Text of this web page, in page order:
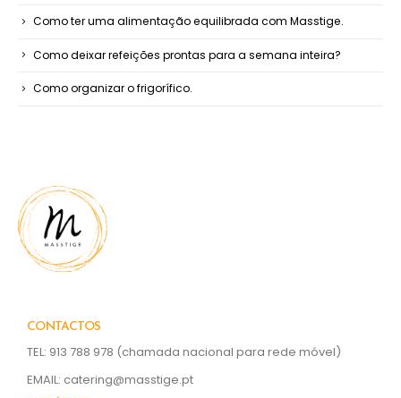
Como ter uma alimentação equilibrada com Masstige.
Como deixar refeições prontas para a semana inteira?
Como organizar o frigorífico.
CONTACTOS
TEL: 913 788 978 (chamada nacional para rede móvel)
EMAIL: catering@masstige.pt